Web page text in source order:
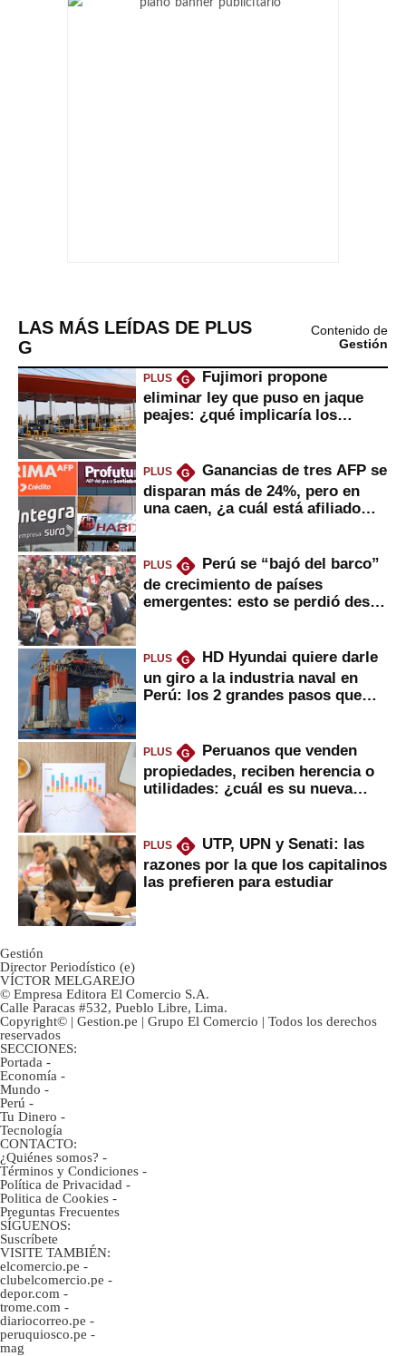
LAS MÁS LEÍDAS DE PLUS
G
Contenido de
Gestión
PLUS G
Fujimori propone
eliminar ley que puso en jaque
peajes: ¿qué implicaría los
PLUS G
Ganancias de tres AFP se
disparan más de 24%, pero en
una caen, ¿a cuál está afiliado
PLUS G
Perú se “bajó del barco”
de crecimiento de países
emergentes: esto se perdió desde
PLUS G
HD Hyundai quiere darle
un giro a la industria naval en
Perú: los 2 grandes pasos que
PLUS G
Peruanos que venden
propiedades, reciben herencia o
utilidades: ¿cuál es su nueva
PLUS G
UTP, UPN y Senati: las
razones por la que los capitalinos
las prefieren para estudiar
Gestión
Director Periodístico (e)
VÍCTOR MELGAREJO
© Empresa Editora El Comercio S.A.
Calle Paracas #532, Pueblo Libre, Lima.
Copyright© | Gestion.pe | Grupo El Comercio | Todos los derechos
reservados
SECCIONES:
Portada -
Economía -
Mundo -
Perú -
Tu Dinero -
Tecnología
CONTACTO:
¿Quiénes somos? -
Términos y Condiciones -
Política de Privacidad -
Politica de Cookies -
Preguntas Frecuentes
SÍGUENOS:
Suscríbete
VISITE TAMBIÉN:
elcomercio.pe -
clubelcomercio.pe -
depor.com -
trome.com -
diariocorreo.pe -
peruquiosco.pe -
mag